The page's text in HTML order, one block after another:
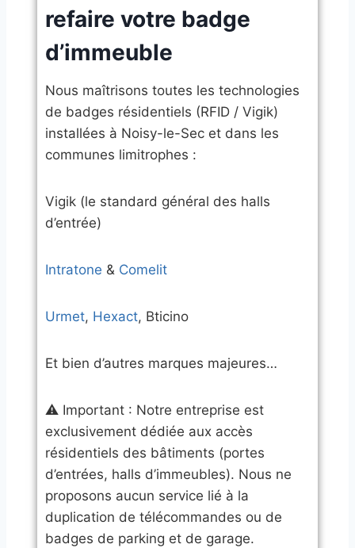
refaire votre badge
d’immeuble
​Nous maîtrisons toutes les technologies
de badges résidentiels (RFID / Vigik)
installées à Noisy-le-Sec et dans les
communes limitrophes :
​Vigik (le standard général des halls
d’entrée)
Intratone & Comelit
Urmet, Hexact, Bticino
​Et bien d’autres marques majeures…
​⚠️ Important : Notre entreprise est
exclusivement dédiée aux accès
résidentiels des bâtiments (portes
d’entrées, halls d’immeubles). Nous ne
proposons aucun service lié à la
duplication de télécommandes ou de
badges de parking et de garage.